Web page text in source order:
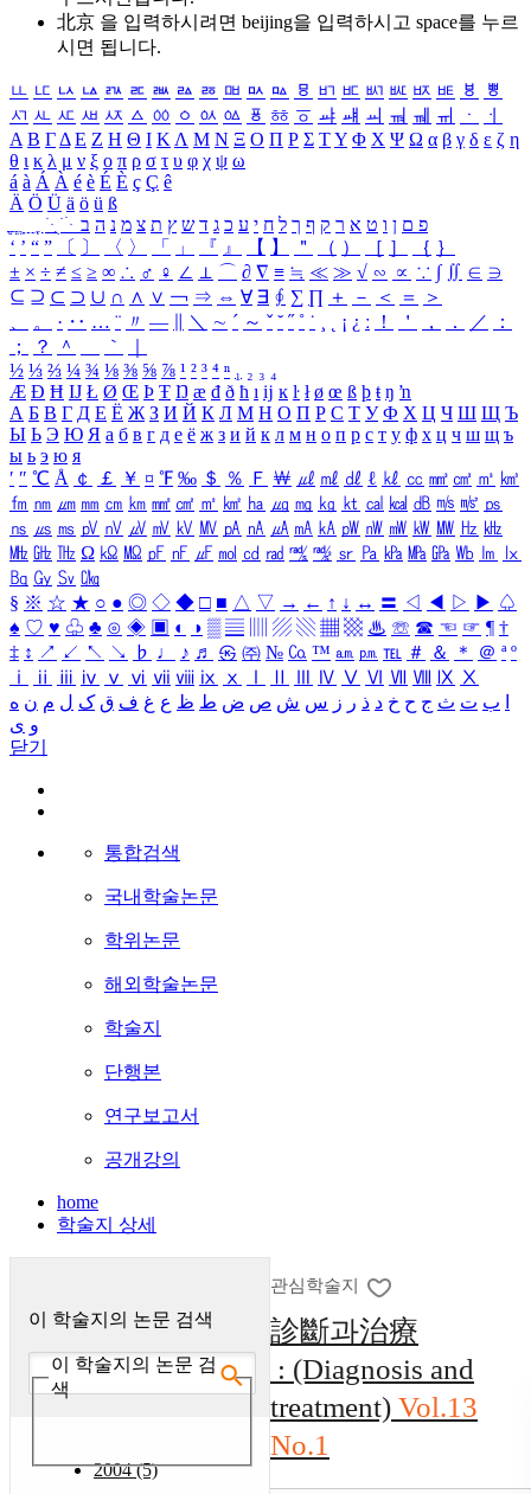
北京 을 입력하시려면 beijing을 입력하시고 space를 누르
시면 됩니다.
ㅥ ㅦ ㅧ ㅨ ㅩ ㅪ ㅫ ㅬ ㅭ ㅮ ㅯ ㅰ ㅱ ㅲ ㅳ ㅴ ㅵ ㅶ ㅷ ㅸ
ㅹ
ㅺ ㅻ ㅼ ㅽ ㅾ ㅿ ㆀ ㆁ ㆂ ㆃ ㆄ ㆅ ㆆ ㆇ ㆈ ㆉ ㆊ ㆋ ㆌ ㆍ
ㆎ
Α Β ΓΔ Ε Ζ Η Θ Ι ΚΛ Μ Ν Ξ Ο Π Ρ Σ ΤΥ Φ Χ Ψ Ω α β γ δ ε ζ η
θ ι κ λ μ ν ξ ο π ρ σ τ υ φ χ ψ ω
á à Á À é è É È ç Ç ê
Ä Ö Ü ä ö ü ß
ִֶֹ ֻּ ׁׂ פ ם ן ו ט א ר ק ף ך ל ח י ע כ ג ד ש ץ ת צ מ נ ה ב
‘ ’ “ ” 〔 〕 〈 〉 「 」 『 』 【 】 ＂ （ ） ［ ］ ｛ ｝
± × ÷ ≠ ≤ ≥ ∞ ∴ ♂ ♀ ∠ ⊥ ⌒ ∂ ∇ ≡ ≒ ≪ ≫ √ ∽ ∝ ∵ ∫ ∬ ∈ ∋
⊆ ⊇ ⊂ ⊃ ∪ ∩ ∧ ∨ ￢ ⇒ ⇔ ∀ ∃ ∮ ∑ ∏ ＋ － ＜ ＝
＞
、
。 · ‥ … ¨ 〃 ― ＼ ∼ ´ ～ ˇ ˘ ˝ ˚ ˙ ¸ ¡ ¿ ː ！ ＇ ， ． ／
：
；
？ ＾ ｀
½ ⅓ ⅔ ¼ ¾ ⅛ ⅜ ⅝ ⅞ ¹ ² ³ ⁴ ⁿ ₁ ₂ ₃ ₄
Æ Ð Ħ Ĳ Ł Ø Œ Þ Ŧ Ŋ æ đ ð ħ ı ĳ ĸ ŀ ł ø œ ß þ ŧ ŋ ŉ
А Б В Г Д Е Ё Ж З И Й К Л М Н О П Р С Т У Ф Х Ц Ч Ш Щ Ъ
Ы Ь Э Ю Я а б в г д е ё ж з и й к л м н о п р с т у ф х ц ч ш щ ъ
ы ь э ю я
′ ″ ℃ Å ￠ ￡ ￥ ¤ ℉ ‰ ＄ ％ Ｆ ￦ ㎕ ㎖ ㎗ ℓ ㎘ ㏄ ㎣ ㎤ ㎥ ㎦
㎙ ㎚ ㎛ ㎜ ㎝ ㎞ ㎟ ㎠ ㎡ ㎢ ㏊ ㎍ ㎎ ㎏ ㏏ ㎈ ㎉ ㏈ ㎧ ㎨ ㎰
㎱ ㎲ ㎳ ㎴ ㎵ ㎶ ㎷ ㎸ ㎹ ㎀ ㎁ ㎂ ㎃ ㎄ ㎺ ㎻ ㎽ ㎾ ㎿ ㎐ ㎑
㎒ ㎓ ㎔ Ω ㏀ ㏁ ㎊ ㎋ ㎌ ㏖ ㏅ ㎭ ㎮ ㎯ ㏛ ㎩ ㎪ ㎫ ㎬ ㏝ ㏐
㏓
㏃ ㏉ ㏜ ㏆
§ ※ ☆ ★ ○ ● ◎ ◇ ◆ □ ■ △ ▽ → ← ↑ ↓ ↔ 〓 ◁ ◀ ▷ ▶ ♤
♠ ♡ ♥ ♧ ♣ ⊙ ◈ ▣ ◐ ◑ ▒ ▤ ▨ ▧ ▦ ▩ ♨ ☏ ☎ ☜ ☞ ¶ †
‡ ↕ ↗ ↙ ↖ ↘ ♭ ♩ ♪ ♬ ㉿ ㈜ № ㏇ ™ ㏂ ㏘ ℡ ＃ ＆ ＊ ＠ ª º
ⅰ
ⅱ ⅲ ⅳ ⅴ ⅵ ⅶ ⅷ ⅸ ⅹ Ⅳ Ⅴ Ⅵ Ⅶ Ⅷ Ⅸ Ⅹ
ب ت ث ج ح خ د ذ ر ز س ش ص ض ط ظ ع غ ف ق ک ل م ن ه
و ی
닫기
통합검색
국내학술논문
학위논문
해외학술논문
학술지
단행본
연구보고서
공개강의
home
학술지 상세
이 학술지의 논문 검색
이 학술지의 논문 검
색
2004 (5)
관심학술지
診斷과治療
: (Diagnosis and
treatment) Vol.13
No.1